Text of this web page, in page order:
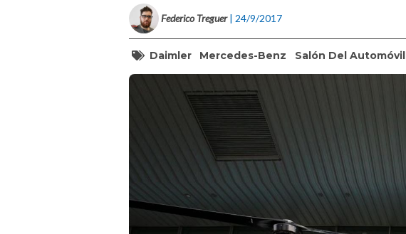
Federico Treguer | 24/9/2017
Daimler Mercedes-Benz Salón Del Automóvil